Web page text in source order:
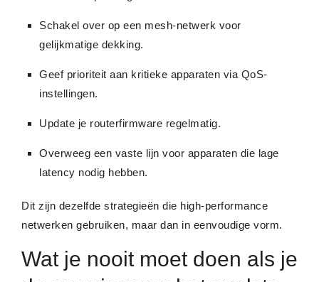
Schakel over op een mesh-netwerk voor
gelijkmatige dekking.
Geef prioriteit aan kritieke apparaten via QoS-
instellingen.
Update je routerfirmware regelmatig.
Overweeg een vaste lijn voor apparaten die lage
latency nodig hebben.
Dit zijn dezelfde strategieën die high-performance
netwerken gebruiken, maar dan in eenvoudige vorm.
Wat je nooit moet doen als je